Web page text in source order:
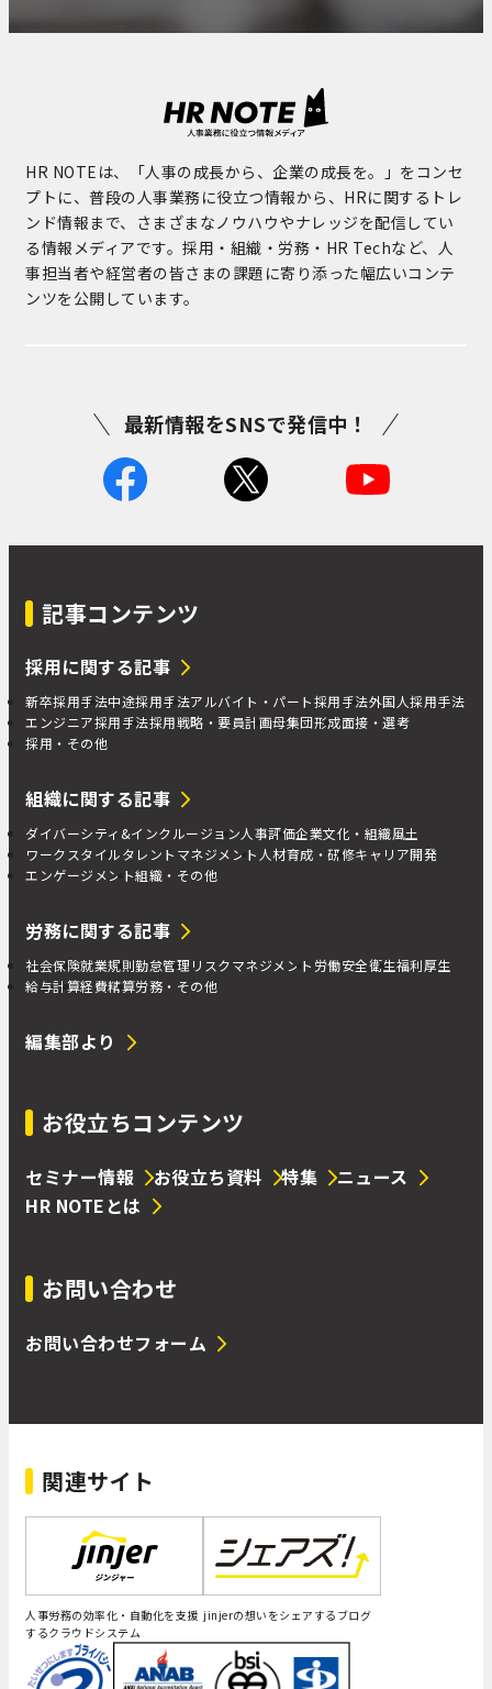
HR NOTEは、「人事の成長から、企業の成長を。」をコンセ
プトに、普段の人事業務に役立つ情報から、HRに関するトレ
ンド情報まで、さまざまなノウハウやナレッジを配信してい
る情報メディアです。採用・組織・労務・HR Techなど、人
事担当者や経営者の皆さまの課題に寄り添った幅広いコンテ
ンツを公開しています。
最新情報をSNSで発信中！
記事コンテンツ
採用に関する記事
新卒採用手法中途採用手法アルバイト・パート採用手法外国人採用手法
エンジニア採用手法採用戦略・要員計画母集団形成面接・選考
採用・その他
組織に関する記事
ダイバーシティ&インクルージョン人事評価企業文化・組織風土
ワークスタイルタレントマネジメント 人材育成・研修キャリア開発
エンゲージメント組織・その他
労務に関する記事
社会保険就業規則勤怠管理 リスクマネジメント 労働安全衛生福利厚生
給与計算経費精算労務・その他
編集部より
お役立ちコンテンツ
セミナー情報 お役立ち資料 特集
ニュース
HR NOTEとは
お問い合わせ
お問い合わせフォーム
関連サイト
人事労務の効率化・自動化を支援
するクラウドシステム
jinjerの想いをシェアするブログ